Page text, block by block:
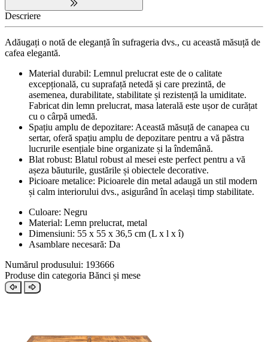
Descriere
Adăugați o notă de eleganță în sufrageria dvs., cu această măsuță de
cafea elegantă.
Material durabil: Lemnul prelucrat este de o calitate
excepțională, cu suprafață netedă și care prezintă, de
asemenea, durabilitate, stabilitate și rezistență la umiditate.
Fabricat din lemn prelucrat, masa laterală este ușor de curățat
cu o cârpă umedă.
Spațiu amplu de depozitare: Această măsuță de canapea cu
sertar, oferă spațiu amplu de depozitare pentru a vă păstra
lucrurile esențiale bine organizate și la îndemână.
Blat robust: Blatul robust al mesei este perfect pentru a vă
așeza băuturile, gustările și obiectele decorative.
Picioare metalice: Picioarele din metal adaugă un stil modern
și calm interiorului dvs., asigurând în același timp stabilitate.
Culoare: Negru
Material: Lemn prelucrat, metal
Dimensiuni: 55 x 55 x 36,5 cm (L x l x î)
Asamblare necesară: Da
Numărul produsului: 193666
Produse din categoria Bănci și mese